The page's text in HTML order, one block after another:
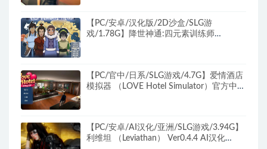
【PC/安卓/汉化版/2D沙盒/SLG游
戏/1.78G】降世神通:四元素训练师
【PC/官中/日系/SLG游戏/4.7G】爱情酒店
模拟器 （LOVE Hotel Simulator）官方中文
【PC/安卓/AI汉化/亚洲/SLG游戏/3.94G】
利维坦 （Leviathan） Ver0.4.4 AI汉化